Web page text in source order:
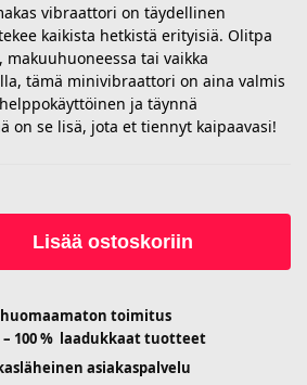
vibraattori on täydellinen
kaikista hetkistä erityisiä. Olitpa
tai vaikka
tämä minivibraattori on aina valmis
ja täynnä
on se lisä, jota et tiennyt kaipaavasi!
Lisää ostoskoriin
toimitus
100 % laadukkaat tuotteet
asiakaspalvelu